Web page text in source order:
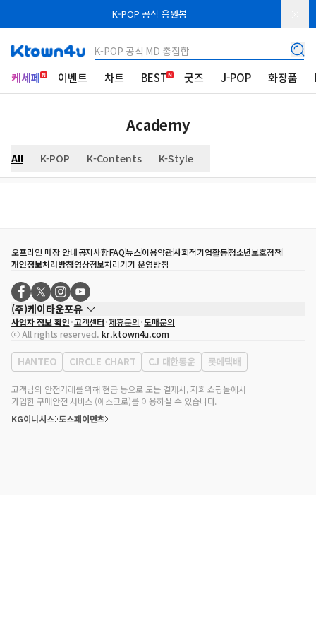
K-POP 공식 응원봉
K-POP 공식 MD 총집합
케세페 이벤트 차트 BEST 굿즈 J-POP 화장품
Academy
All K-POP K-Contents K-Style
오프라인 매장 안내공지사항FAQ뉴스이용약관사회적기업활동청소년보호정책
개인정보처리방침영상정보처리기기 운영방침
(주)케이타운포유
대표자
송효민
사업자등록번호
120-87-71116
통신판매업 신고번호 제2011-서울강남-02223
대표전화
02-552-9855
사업자 정보 확인 고객센터 제휴문의 도매문의
ⓒ All rights reserved. kr.ktown4u.com
HANTEO CIRCLE CHART CJ 대한통운 롯데택배
고객님의 안전거래를 위해 현금 등으로 모든 결제시, 저희 쇼핑몰에서
가입한 구매안전 서비스 (에스크로)를 이용하실 수 있습니다.
KG이니시스 토스페이먼츠